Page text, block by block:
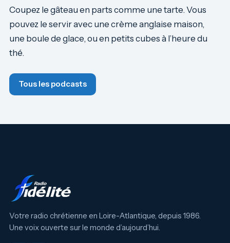
Coupez le gâteau en parts comme une tarte. Vous
pouvez le servir avec une crème anglaise maison,
une boule de glace, ou en petits cubes à l’heure du
thé.
Tous les podcasts
Votre radio chrétienne en Loire-Atlantique, depuis 1986.
Une voix ouverte sur le monde d’aujourd’hui.